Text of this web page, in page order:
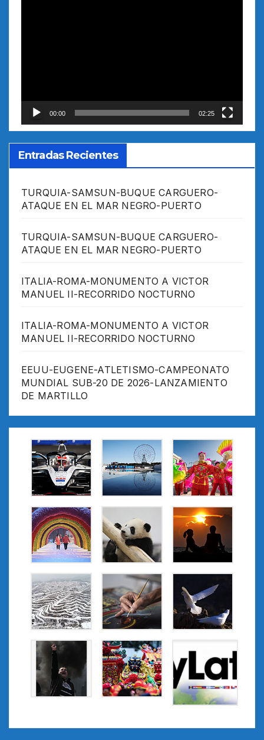
00:00 02:25
Entradas Recientes
TURQUIA-SAMSUN-BUQUE CARGUERO-
ATAQUE EN EL MAR NEGRO-PUERTO
TURQUIA-SAMSUN-BUQUE CARGUERO-
ATAQUE EN EL MAR NEGRO-PUERTO
ITALIA-ROMA-MONUMENTO A VICTOR
MANUEL II-RECORRIDO NOCTURNO
ITALIA-ROMA-MONUMENTO A VICTOR
MANUEL II-RECORRIDO NOCTURNO
EEUU-EUGENE-ATLETISMO-CAMPEONATO
MUNDIAL SUB-20 DE 2026-LANZAMIENTO
DE MARTILLO